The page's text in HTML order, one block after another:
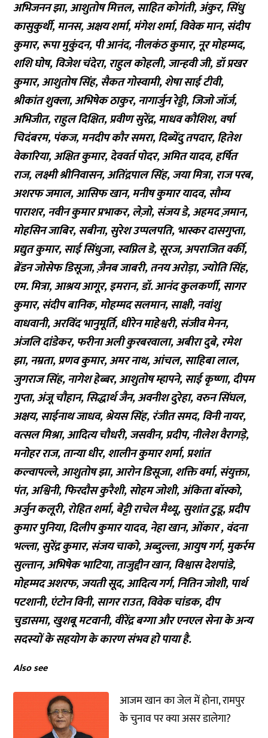
अभिजनन झा, आशुतोष मित्तल, साहित कोगंती, अंकुर, सिंधु
कासुकुर्थी, मानस, अक्षय शर्मा, मंगेश शर्मा, विवेक मान, संदीप
कुमार, रूपा मुकुंदन, पी आनंद, नीलकंठ कुमार, नूर मोहम्मद,
शशि घोष, विजेश चंदेरा, राहुल कोहली, जान्हवी जी, डॉ प्रखर
कुमार, आशुतोष सिंह, सैकत गोस्वामी, शेषा साई टीवी,
श्रीकांत शुक्ला, अभिषेक ठाकुर, नागार्जुन रेड्डी, जिजो जॉर्ज,
अभिजीत, राहुल दिक्षित, प्रवीण सुरेंद्र, माधव कौशिश, वर्षा
चिदंबरम, पंकज, मनदीप कौर समरा, दिब्येंदु तपदार, हितेश
वेकारिया, अक्षित कुमार, देववर्त पोदर, अमित यादव, हर्षित
राज, लक्ष्मी श्रीनिवासन, अतिंद्रपाल सिंह, जया मित्रा, राज परब,
अशरफ जमाल, आसिफ खान, मनीष कुमार यादव, सौम्य
पाराशर, नवीन कुमार प्रभाकर, लेज़ो, संजय डे, अहमद ज़मान,
मोहसिन जाबिर, सबीना, सुरेश उप्पलपति, भास्कर दासगुप्ता,
प्रद्युत कुमार, साई सिंधुजा, स्वप्निल डे, सूरज, अपराजित वर्की,
ब्रेंडन जोसेफ डिसूजा, ज़ैनब जाबरी, तनय अरोड़ा, ज्योति सिंह,
एम. मित्रा, आश्रय आगूर, इमरान, डॉ. आनंद कुलकर्णी, सागर
कुमार, संदीप बानिक, मोहम्मद सलमान, साक्षी, नवांशु
वाधवानी, अरविंद भानुमूर्ति, धीरेन माहेश्वरी, संजीव मेनन,
अंजलि दांडेकर, फरीना अली कुरबरवाला, अबीरा दुबे, रमेश
झा, नम्रता, प्रणव कुमार, अमर नाथ, आंचल, साहिबा लाल,
जुगराज सिंह, नागेश हेब्बर, आशुतोष म्हापने, साई कृष्णा, दीपम
गुप्ता, अंजू चौहान, सिद्धार्थ जैन, अवनीश दुरेहा, वरुन सिंघल,
अक्षय, साईनाथ जाधव, श्रेयस सिंह, रंजीत समद, विनी नायर,
वत्सल मिश्रा, आदित्य चौधरी, जसवीन, प्रदीप, नीलेश वैरागड़े,
मनोहर राज, तान्या धीर, शालीन कुमार शर्मा, प्रशांत
कल्वापल्ले, आशुतोष झा, आरोन डिसूजा, शक्ति वर्मा, संयुक्ता,
पंत, अश्विनी, फिरदौस कुरैशी, सोहम जोशी, अंकिता बॉस्को,
अर्जुन कलूरी, रोहित शर्मा, बेट्टी राचेल मैथ्यू, सुशांत टुडू, प्रदीप
कुमार पुनिया, दिलीप कुमार यादव, नेहा खान, ओंकार , वंदना
भल्ला, सुरेंद्र कुमार, संजय चाको, अब्दुल्ला, आयुष गर्ग, मुकर्रम
सुल्तान, अभिषेक भाटिया, ताजुद्दीन खान, विश्वास देशपांडे,
मोहम्मद अशरफ, जयती सूद, आदित्य गर्ग, नितिन जोशी, पार्थ
पटशानी, एंटोन विनी, सागर राउत, विवेक चांडक, दीप
चुडासमा, खुशबू मटवानी, वीरेंद्र बग्गा और एनएल सेना के अन्य
सदस्यों के सहयोग के कारण संभव हो पाया है.
Also see
आजम खान का जेल में होना, रामपुर
के चुनाव पर क्या असर डालेगा?